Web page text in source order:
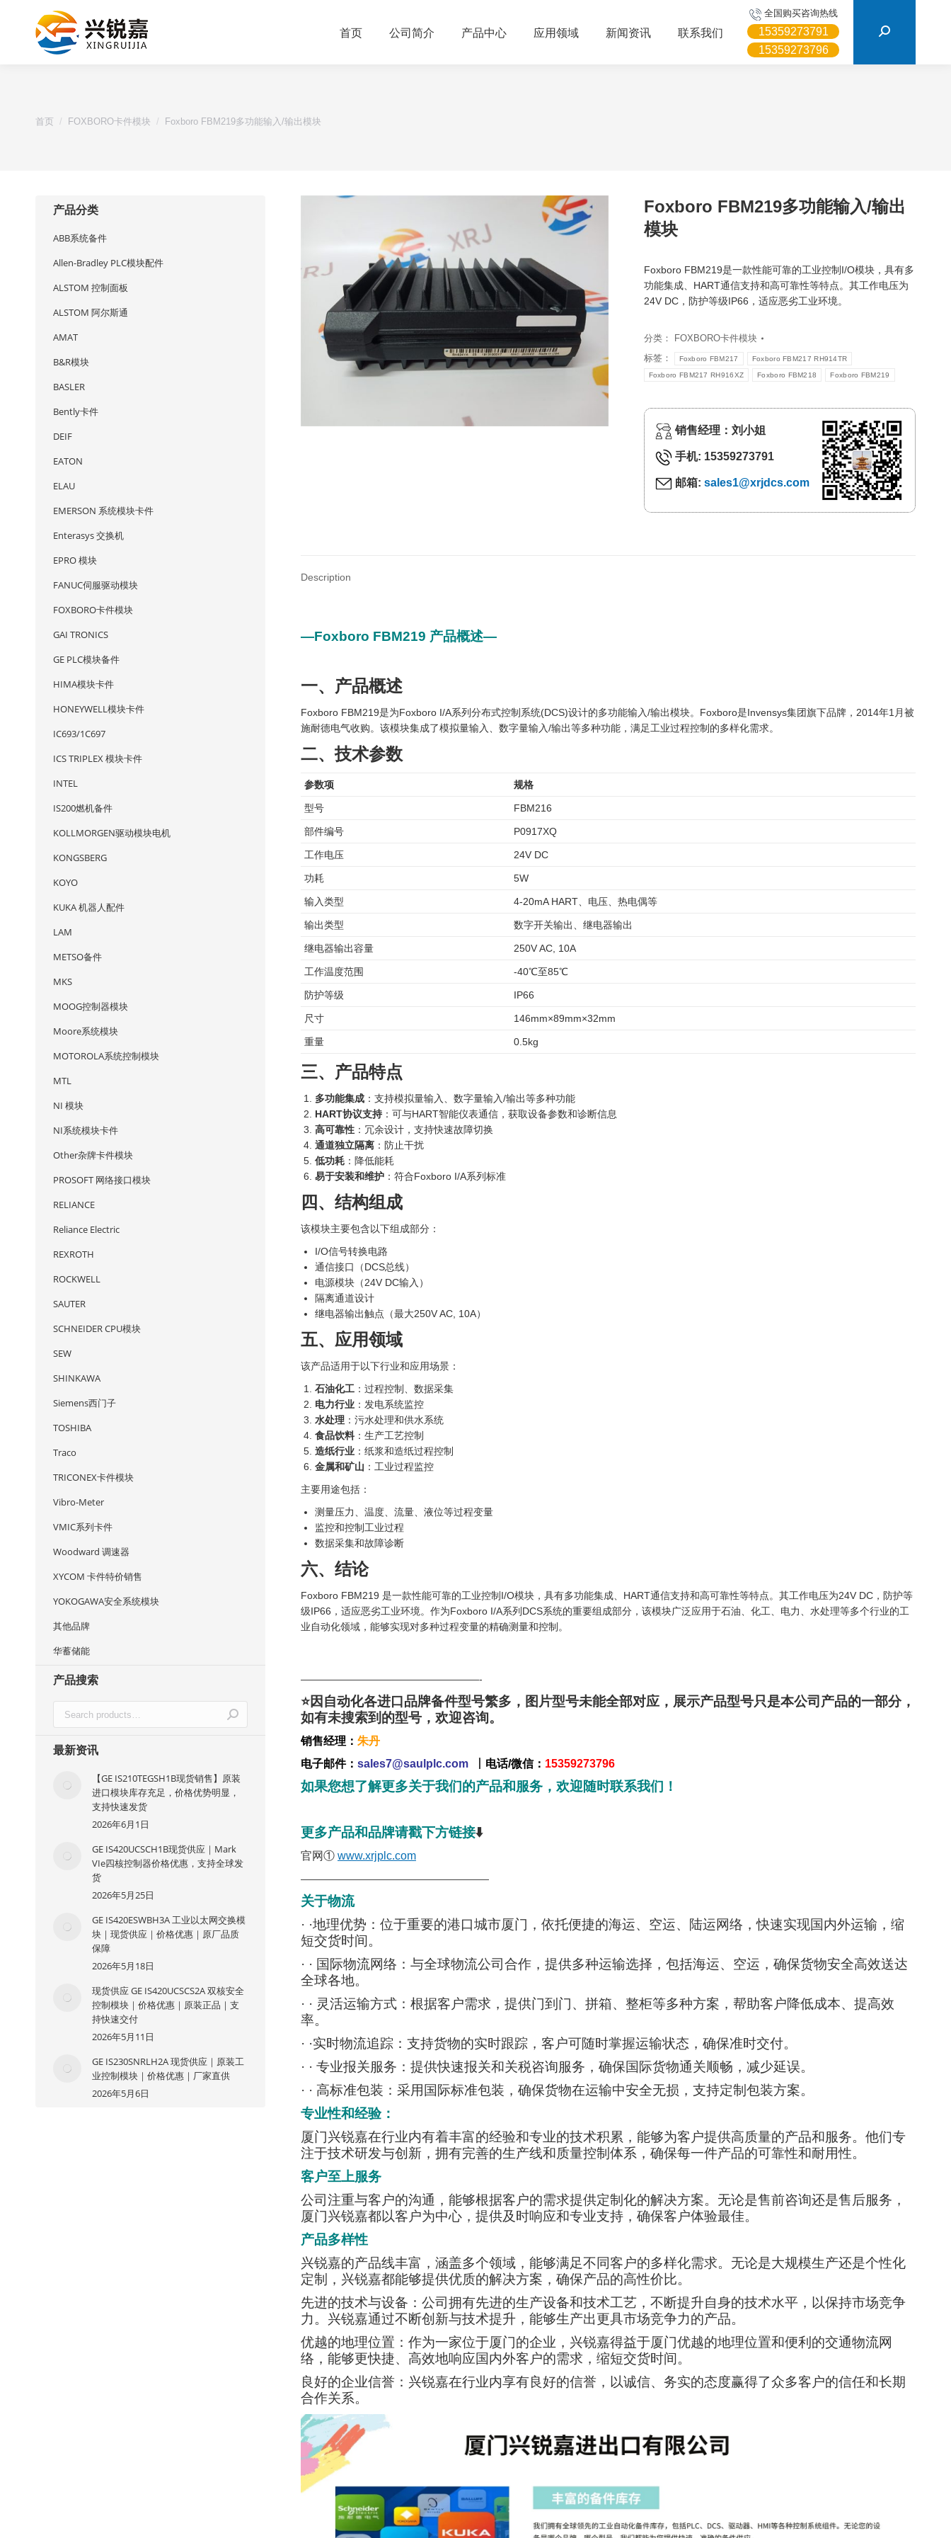
首页 公司简介 产品中心 应用领域 新闻资讯 联系我们
全国购买咨询热线
15359273791
15359273796
首页 FOXBORO卡件模块 Foxboro FBM219多功能输入/输出模块
Foxboro FBM219多功能输入/输出
模块
Foxboro FBM219是一款性能可靠的工业控制I/O模块，具有多
功能集成、HART通信支持和高可靠性等特点。其工作电压为
24V DC，防护等级IP66，适应恶劣工业环境。
分类：
FOXBORO卡件模块
标签：
Foxboro FBM217 Foxboro FBM217 RH914TR
Foxboro FBM217 RH916XZ Foxboro FBM218 Foxboro FBM219
销售经理：刘小姐
手机: 15359273791
邮箱: sales1@xrjdcs.com
Description
—Foxboro FBM219 产品概述—
一、产品概述
Foxboro FBM219是为Foxboro I/A系列分布式控制系统(DCS)设计的多功能输入/输出模块。Foxboro是Invensys集团旗下品牌，2014年1月被
施耐德电气收购。该模块集成了模拟量输入、数字量输入/输出等多种功能，满足工业过程控制的多样化需求。
二、技术参数
参数项 规格
型号 FBM216
部件编号 P0917XQ
工作电压 24V DC
功耗 5W
输入类型 4-20mA HART、电压、热电偶等
输出类型 数字开关输出、继电器输出
继电器输出容量 250V AC, 10A
工作温度范围 -40℃至85℃
防护等级 IP66
尺寸 146mm×89mm×32mm
重量 0.5kg
三、产品特点
多功能集成 ：支持模拟量输入、数字量输入/输出等多种功能
HART协议支持 ：可与HART智能仪表通信，获取设备参数和诊断信息
高可靠性 ：冗余设计，支持快速故障切换
通道独立隔离 ：防止干扰
低功耗 ：降低能耗
易于安装和维护 ：符合Foxboro I/A系列标准
四、结构组成
该模块主要包含以下组成部分：
I/O信号转换电路
通信接口（DCS总线）
电源模块（24V DC输入）
隔离通道设计
继电器输出触点（最大250V AC, 10A）
五、应用领域
该产品适用于以下行业和应用场景：
石油化工 ：过程控制、数据采集
电力行业 ：发电系统监控
水处理 ：污水处理和供水系统
食品饮料 ：生产工艺控制
造纸行业 ：纸浆和造纸过程控制
金属和矿山 ：工业过程监控
主要用途包括：
测量压力、温度、流量、液位等过程变量
监控和控制工业过程
数据采集和故障诊断
六、结论
Foxboro FBM219 是一款性能可靠的工业控制I/O模块，具有多功能集成、HART通信支持和高可靠性等特点。其工作电压为24V DC，防护等
级IP66，适应恶劣工业环境。作为Foxboro I/A系列DCS系统的重要组成部分，该模块广泛应用于石油、化工、电力、水处理等多个行业的工
业自动化领域，能够实现对多种过程变量的精确测量和控制。
——————————————————-
⭐因自动化各进口品牌备件型号繁多，图片型号未能全部对应，展示产品型号只是本公司产品的一部分，
如有未搜索到的型号，欢迎咨询。
销售经理： 朱丹
电子邮件： sales7@saulplc.com 电话/微信： 15359273796
如果您想了解更多关于我们的产品和服务，欢迎随时联系我们！
更多产品和品牌请戳下方链接⬇️
官网① www.xrjplc.com
———————————————————
关于物流
· ·地理优势：位于重要的港口城市厦门，依托便捷的海运、空运、陆运网络，快速实现国内外运输，缩
短交货时间。
· · 国际物流网络：与全球物流公司合作，提供多种运输选择，包括海运、空运，确保货物安全高效送达
全球各地。
· · 灵活运输方式：根据客户需求，提供门到门、拼箱、整柜等多种方案，帮助客户降低成本、提高效
率。
· ·实时物流追踪：支持货物的实时跟踪，客户可随时掌握运输状态，确保准时交付。
· · 专业报关服务：提供快速报关和关税咨询服务，确保国际货物通关顺畅，减少延误。
· · 高标准包装：采用国际标准包装，确保货物在运输中安全无损，支持定制包装方案。
专业性和经验：
厦门兴锐嘉在行业内有着丰富的经验和专业的技术积累，能够为客户提供高质量的产品和服务。他们专
注于技术研发与创新，拥有完善的生产线和质量控制体系，确保每一件产品的可靠性和耐用性。
客户至上服务
公司注重与客户的沟通，能够根据客户的需求提供定制化的解决方案。无论是售前咨询还是售后服务，
厦门兴锐嘉都以客户为中心，提供及时响应和专业支持，确保客户体验最佳。
产品多样性
兴锐嘉的产品线丰富，涵盖多个领域，能够满足不同客户的多样化需求。无论是大规模生产还是个性化
定制，兴锐嘉都能够提供优质的解决方案，确保产品的高性价比。
先进的技术与设备：公司拥有先进的生产设备和技术工艺，不断提升自身的技术水平，以保持市场竞争
力。兴锐嘉通过不断创新与技术提升，能够生产出更具市场竞争力的产品。
优越的地理位置：作为一家位于厦门的企业，兴锐嘉得益于厦门优越的地理位置和便利的交通物流网
络，能够更快捷、高效地响应国内外客户的需求，缩短交货时间。
良好的企业信誉：兴锐嘉在行业内享有良好的信誉，以诚信、务实的态度赢得了众多客户的信任和长期
合作关系。
产品分类
ABB系统备件
Allen-Bradley PLC模块配件
ALSTOM 控制面板
ALSTOM 阿尔斯通
AMAT
B&R模块
BASLER
Bently卡件
DEIF
EATON
ELAU
EMERSON 系统模块卡件
Enterasys 交换机
EPRO 模块
FANUC伺服驱动模块
FOXBORO卡件模块
GAI TRONICS
GE PLC模块备件
HIMA模块卡件
HONEYWELL模块卡件
IC693/1C697
ICS TRIPLEX 模块卡件
INTEL
IS200燃机备件
KOLLMORGEN驱动模块电机
KONGSBERG
KOYO
KUKA 机器人配件
LAM
METSO备件
MKS
MOOG控制器模块
Moore系统模块
MOTOROLA系统控制模块
MTL
NI 模块
NI系统模块卡件
Other杂牌卡件模块
PROSOFT 网络接口模块
RELIANCE
Reliance Electric
REXROTH
ROCKWELL
SAUTER
SCHNEIDER CPU模块
SEW
SHINKAWA
Siemens西门子
TOSHIBA
Traco
TRICONEX卡件模块
Vibro-Meter
VMIC系列卡件
Woodward 调速器
XYCOM 卡件特价销售
YOKOGAWA安全系统模块
其他品牌
华蓄储能
产品搜索
最新资讯
【GE IS210TEGSH1B现货销售】原装
进口模块库存充足，价格优势明显，
支持快速发货
2026年6月1日
GE IS420UCSCH1B现货供应｜Mark
VIe四核控制器价格优惠，支持全球发
货
2026年5月25日
GE IS420ESWBH3A 工业以太网交换模
块｜现货供应｜价格优惠｜原厂品质
保障
2026年5月18日
现货供应 GE IS420UCSCS2A 双核安全
控制模块｜价格优惠｜原装正品｜支
持快速交付
2026年5月11日
GE IS230SNRLH2A 现货供应｜原装工
业控制模块｜价格优惠｜厂家直供
2026年5月6日